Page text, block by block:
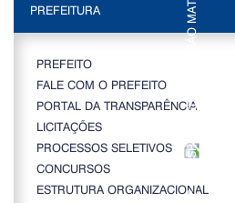
PREFEITURA
PREFEITO
FALE COM O PREFEITO
PORTAL DA TRANSPARÊNCIA
LICITAÇÕES
PROCESSOS SELETIVOS
CONCURSOS
ESTRUTURA ORGANIZACIONAL